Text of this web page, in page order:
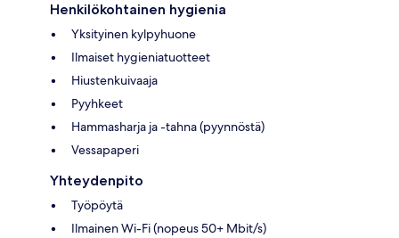
Henkilökohtainen hygienia
Yksityinen kylpyhuone
Ilmaiset hygieniatuotteet
Hiustenkuivaaja
Pyyhkeet
Hammasharja ja -tahna (pyynnöstä)
Vessapaperi
Yhteydenpito
Työpöytä
Ilmainen Wi-Fi (nopeus 50+ Mbit/s)